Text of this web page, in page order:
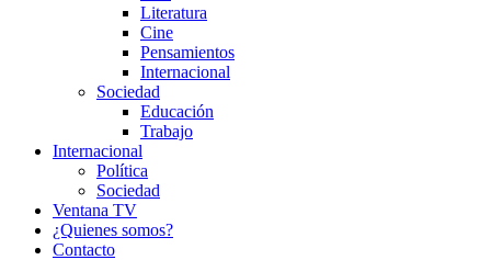
Literatura
Cine
Pensamientos
Internacional
Sociedad
Educación
Trabajo
Internacional
Política
Sociedad
Ventana TV
¿Quienes somos?
Contacto